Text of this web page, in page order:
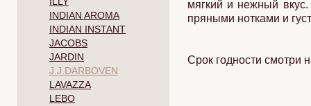
INDIAN AROMA
INDIAN INSTANT
JACOBS
JARDIN
J.J.DARBOVEN
LAVAZZA
LEBO
мягкий и нежный
пряными нотками и
Срок годности смотри